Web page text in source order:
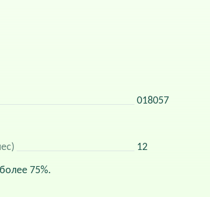
018057
12
75%.